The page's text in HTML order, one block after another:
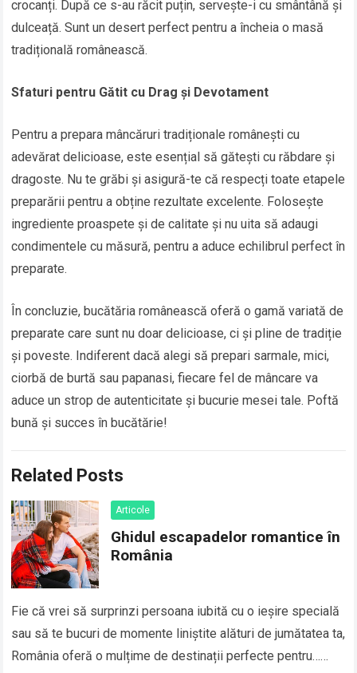
crocanți. După ce s-au răcit puțin, servește-i cu smântână și
dulceață. Sunt un desert perfect pentru a încheia o masă
tradițională românească.
Sfaturi pentru Gătit cu Drag și Devotament
Pentru a prepara mâncăruri tradiționale românești cu
adevărat delicioase, este esențial să gătești cu răbdare și
dragoste. Nu te grăbi și asigură-te că respecți toate etapele
preparării pentru a obține rezultate excelente. Folosește
ingrediente proaspete și de calitate și nu uita să adaugi
condimentele cu măsură, pentru a aduce echilibrul perfect în
preparate.
În concluzie, bucătăria românească oferă o gamă variată de
preparate care sunt nu doar delicioase, ci și pline de tradiție
și poveste. Indiferent dacă alegi să prepari sarmale, mici,
ciorbă de burtă sau papanasi, fiecare fel de mâncare va
aduce un strop de autenticitate și bucurie mesei tale. Poftă
bună și succes în bucătărie!
Related Posts
Articole
Ghidul escapadelor romantice în
România
Fie că vrei să surprinzi persoana iubită cu o ieșire specială
sau să te bucuri de momente liniștite alături de jumătatea ta,
România oferă o mulțime de destinații perfecte pentru…